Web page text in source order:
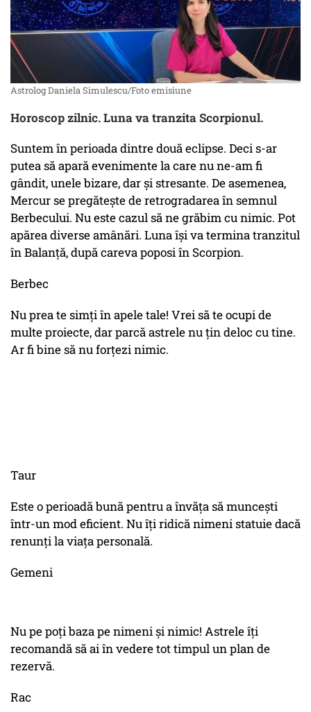
Astrolog Daniela Simulescu/Foto emisiune
Horoscop zilnic. Luna va tranzita Scorpionul.
Suntem în perioada dintre două eclipse. Deci s-ar
putea să apară evenimente la care nu ne-am fi
gândit, unele bizare, dar și stresante. De asemenea,
Mercur se pregătește de retrogradarea în semnul
Berbecului. Nu este cazul să ne grăbim cu nimic. Pot
apărea diverse amânări. Luna își va termina tranzitul
în Balanță, după careva poposi în Scorpion.
Berbec
Nu prea te simți în apele tale! Vrei să te ocupi de
multe proiecte, dar parcă astrele nu țin deloc cu tine.
Ar fi bine să nu forțezi nimic.
Taur
Este o perioadă bună pentru a învăța să muncești
într-un mod eficient. Nu îți ridică nimeni statuie dacă
renunți la viața personală.
Gemeni
Nu pe poți baza pe nimeni și nimic! Astrele îți
recomandă să ai în vedere tot timpul un plan de
rezervă.
Rac